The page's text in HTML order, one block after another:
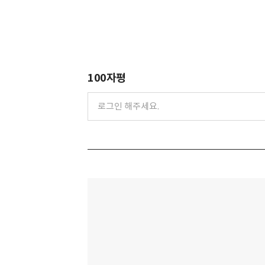
100자평